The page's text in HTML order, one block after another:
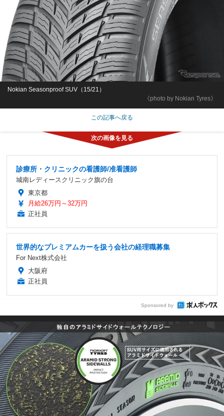
《photo by Nokian Tyres》
Nokian Seasonproof SUV（15/21）
この記事へ戻る
診療所・クリニックの看護師/准看護師
城南レディースクリニック旗の台
東京都
月給26万円～32万円
正社員
世界的なプレミアムカーを扱う会社の経理職募集
For Next株式会社
大阪府
正社員
Sponsored by